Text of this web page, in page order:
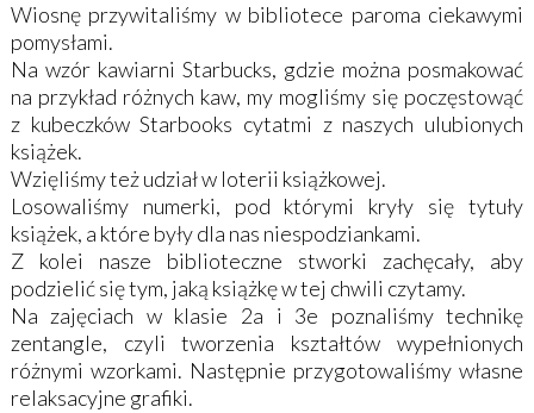
Wiosnę przywitaliśmy w bibliotece paroma ciekawymi
pomysłami.
Na wzór kawiarni Starbucks, gdzie można posmakować
na przykład różnych kaw, my mogliśmy się poczęstowąć
z kubeczków Starbooks cytatmi z naszych ulubionych
książek.
Wzięliśmy też udział w loterii książkowej.
Losowaliśmy numerki, pod którymi kryły się tytuły
książek, a które były dla nas niespodziankami.
Z kolei nasze biblioteczne stworki zachęcały, aby
podzielić się tym, jaką książkę w tej chwili czytamy.
Na zajęciach w klasie 2a i 3e poznaliśmy technikę
zentangle, czyli tworzenia kształtów wypełnionych
różnymi wzorkami. Następnie przygotowaliśmy własne
relaksacyjne grafiki.